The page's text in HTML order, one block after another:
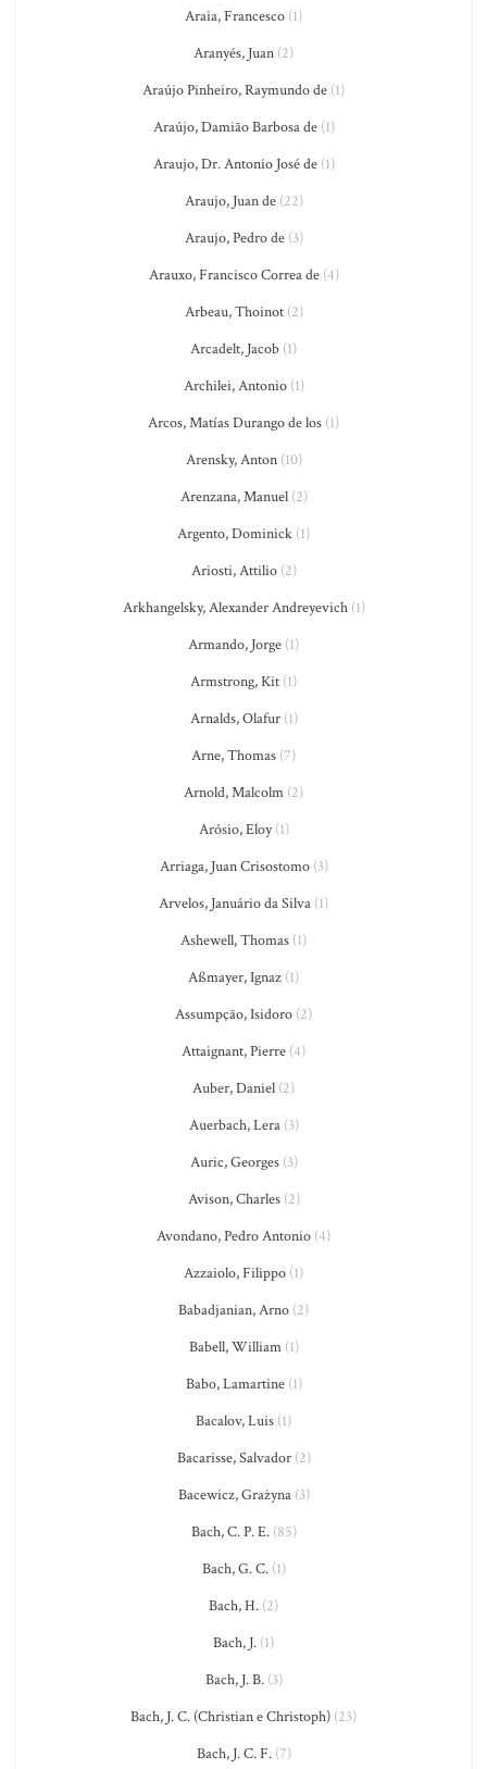
Araia, Francesco (1)
Aranyés, Juan (2)
Araújo Pinheiro, Raymundo de (1)
Araújo, Damião Barbosa de(1)
Araujo, Dr. Antonio José de(1)
Araujo, Juan de(22)
Araujo, Pedro de(3)
Arauxo, Francisco Correa de(4)
Arbeau, Thoinot(2)
Arcadelt, Jacob (1)
Archilei, Antonio(1)
Arcos, Matías Durango de los (1)
Arensky, Anton(10)
Arenzana, Manuel(2)
Argento, Dominick (1)
Ariosti, Attilio(2)
Arkhangelsky, Alexander Andreyevich(1)
Armando, Jorge (1)
Armstrong, Kit (1)
Arnalds, Olafur(1)
Arne, Thomas (7)
Arnold, Malcolm (2)
Arósio, Eloy(1)
Arriaga, Juan Crisostomo(3)
Arvelos, Januário da Silva (1)
Ashewell, Thomas (1)
Aßmayer, Ignaz (1)
Assumpção, Isidoro (2)
Attaignant, Pierre (4)
Auber, Daniel (2)
Auerbach, Lera(3)
Auric, Georges(3)
Avison, Charles(2)
Avondano, Pedro Antonio (4)
Azzaiolo, Filippo (1)
Babadjanian, Arno (2)
Babell, William(1)
Babo, Lamartine(1)
Bacalov, Luis (1)
Bacarisse, Salvador(2)
Bacewicz, Grażyna(3)
Bach, C. P. E.(85)
Bach, G. C.(1)
Bach, H. (2)
Bach, J. (1)
Bach, J. B.(3)
Bach, J. C. (Christian e Christoph) (23)
Bach, J. C. F.(7)